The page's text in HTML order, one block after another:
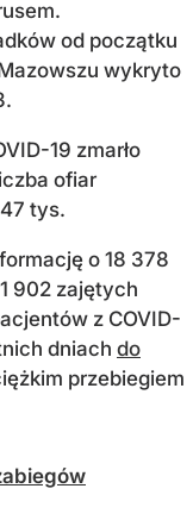
od początku
wykryto
19 zmarło
ofiar
tys.
o 18 378
902 zajętych
z COVID-
dniach do
przebiegiem